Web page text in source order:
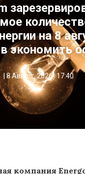
на 8
экономить
|8 Август, 2026 17:40
компания